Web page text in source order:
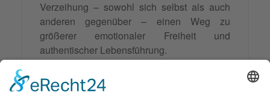
Verzeihung – sowohl sich selbst als auch
anderen gegenüber – einen Weg zu
größerer emotionaler Freiheit und
authentischer Lebensführung.
psychologisches Konzept, sondern eine